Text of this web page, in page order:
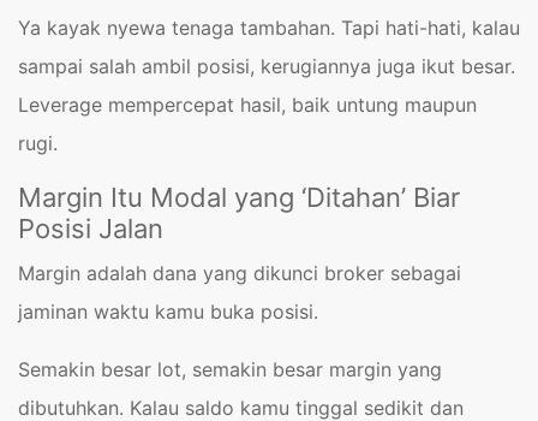
Ya kayak nyewa tenaga tambahan. Tapi hati-hati, kalau
sampai salah ambil posisi, kerugiannya juga ikut besar.
Leverage mempercepat hasil, baik untung maupun
rugi.
Margin Itu Modal yang ‘Ditahan’ Biar
Posisi Jalan
Margin adalah dana yang dikunci broker sebagai
jaminan waktu kamu buka posisi.
Semakin besar lot, semakin besar margin yang
dibutuhkan. Kalau saldo kamu tinggal sedikit dan